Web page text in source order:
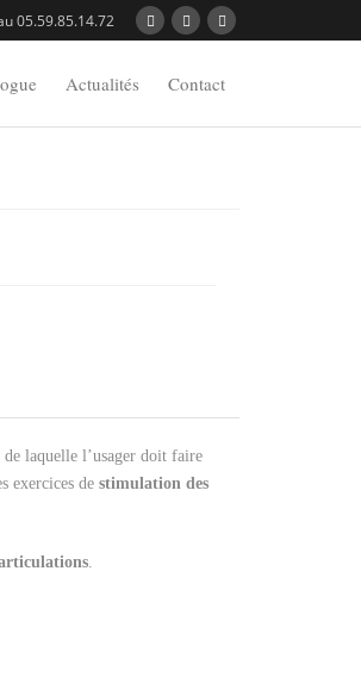
05.59.85.14.72
Actualités Contact
laquelle l’usager doit faire
exercices de stimulation des
articulations.